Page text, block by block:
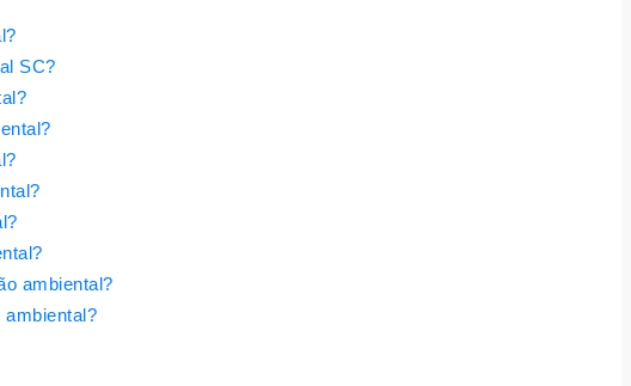
SC?
ambiental?